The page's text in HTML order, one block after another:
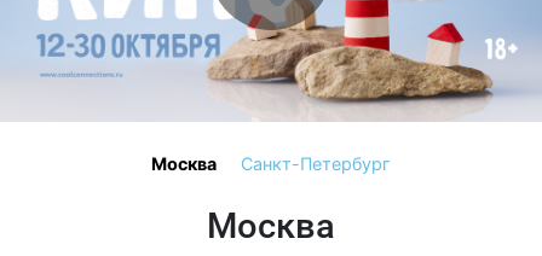
Москва Санкт-Петербург
Москва